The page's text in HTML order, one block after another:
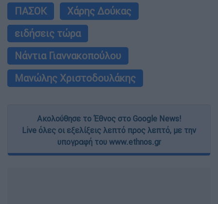
ΠΑΣΟΚ
Χάρης Δούκας
ειδήσεις τώρα
Νάντια Γιαννακοπούλου
Μανώλης Χριστοδουλάκης
Ακολούθησε το Έθνος στο Google News!
Live όλες οι εξελίξεις λεπτό προς λεπτό, με την
υπογραφή του www.ethnos.gr